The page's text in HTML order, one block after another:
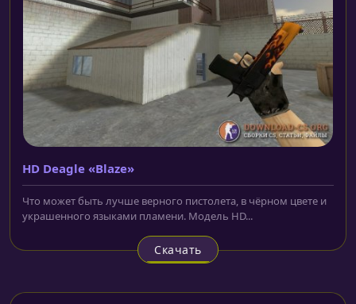
HD Deagle «Blaze»
Что может быть лучше верного пистолета, в чёрном цвете и
украшенного языками пламени. Модель HD...
Скачать